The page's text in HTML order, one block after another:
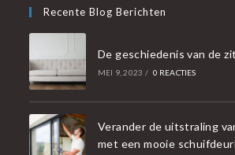
Recente Blog Berichten
De geschiedenis van de
MEI 9, 2023 / 0 REACTIES
Verander de uitstraling
met een mooie